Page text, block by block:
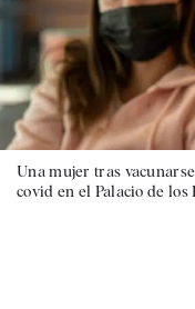
Una mujer tras
covid en el Palacio de